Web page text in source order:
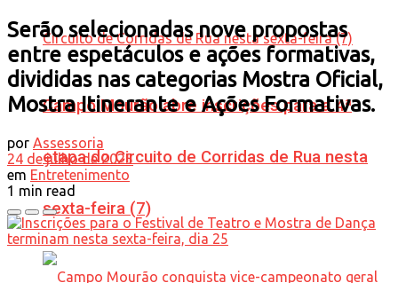
Campo Mourão abre inscrições para a 4ª
etapa do Circuito de Corridas de Rua nesta
sexta-feira (7)
Serão selecionadas nove propostas
entre espetáculos e ações formativas,
divididas nas categorias Mostra Oficial,
Mostra Itinerante e Ações Formativas.
por Assessoria
24 de julho de 2025
em Entretenimento
1 min read